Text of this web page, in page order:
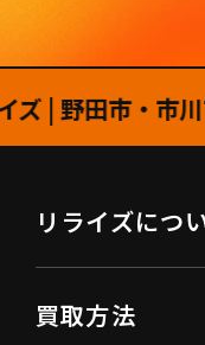
市・市川市・
リライズにつ
買取方法